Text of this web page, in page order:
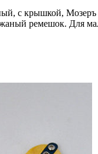
с крышкой, Мозеръ
ремешок. Для